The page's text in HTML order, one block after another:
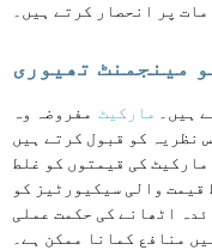
پر انحصار کرتے ہیں۔
مینجمنٹ تھیوری
ہیں۔ مارکیٹ مفروضہ وہ
نظریہ کو قبول کرتے ہیں
کی قیمتوں کو غلط
قیمت والی سیکیورٹیز کو
اٹھانے کی حکمت عملی
منافع کمانا ممکن ہے۔